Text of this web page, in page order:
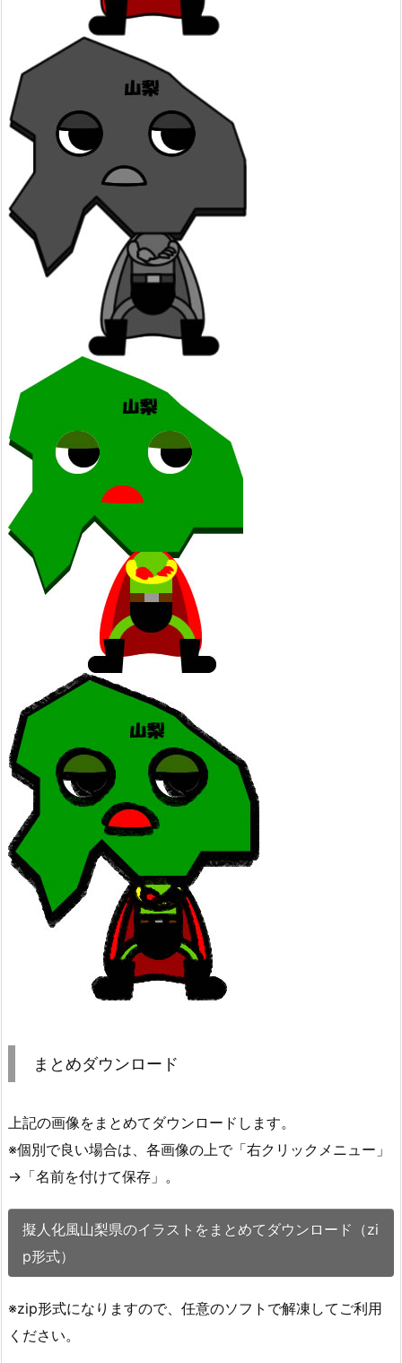
まとめダウンロード
上記の画像をまとめてダウンロードします。
※個別で良い場合は、各画像の上で「右クリックメニュー」
→「名前を付けて保存」。
擬人化風山梨県のイラストをまとめてダウンロード（zi
p形式）
※zip形式になりますので、任意のソフトで解凍してご利用
ください。